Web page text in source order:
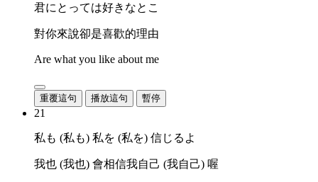
君にとっては好きなとこ
對你來說卻是喜歡的理由
Are what you like about me
重覆這句 播放這句 暫停
21
私も (私も) 私を (私を) 信じるよ
我也 (我也) 會相信我自己 (我自己) 喔